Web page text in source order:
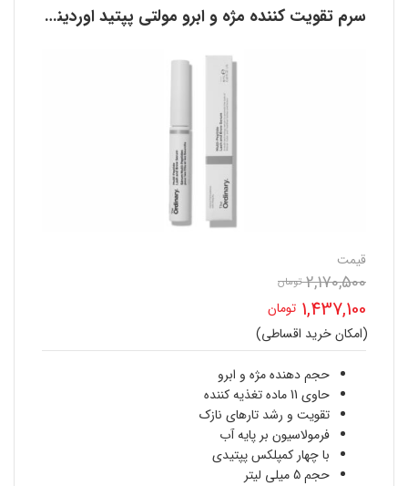
سرم تقویت کننده مژه و ابرو مولتی پپتید اوردینری THE ORDINARY
قیمت
2,170,500 تومان
اصلی
2,170,500 تومان
بود.
1,437,100 تومان
قیمت
فعلی
1,437,100 تومان
است.
(امکان خرید اقساطی)
حجم دهنده مژه و ابرو
حاوی 11 ماده تغذیه کننده
تقویت و رشد تارهای نازک
فرمولاسیون بر پایه آب
با چهار کمپلکس پپتیدی
حجم 5 میلی لیتر